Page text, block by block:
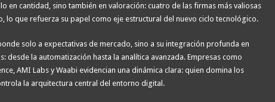
en cantidad, sino también en valoración: cuatro de las firmas más valiosas
lo que refuerza su papel como eje estructural del nuevo ciclo tecnológico.
solo a expectativas de mercado, sino a su integración profunda en
desde la automatización hasta la analítica avanzada. Empresas como
AMI Labs y Waabi evidencian una dinámica clara: quien domina los
la arquitectura central del entorno digital.